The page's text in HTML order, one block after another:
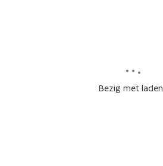
Bezig met laden...